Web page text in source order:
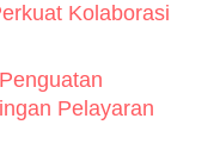
Kolaborasi
Pelayaran